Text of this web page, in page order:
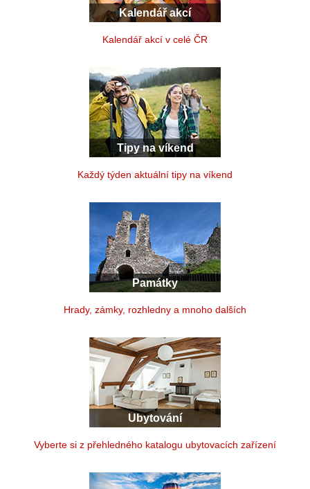
Kalendář akcí
Kalendář akcí v celé ČR
Tipy na víkend
Každý týden aktuální tipy na víkend
Památky
Hrady, zámky, rozhledny a mnoho dalších
Ubytování
Vyberte si z přehledného katalogu ubytovacích zařízení